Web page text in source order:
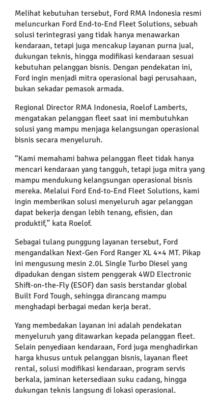
Melihat kebutuhan tersebut, Ford RMA Indonesia resmi
meluncurkan Ford End-to-End Fleet Solutions, sebuah
solusi terintegrasi yang tidak hanya menawarkan
kendaraan, tetapi juga mencakup layanan purna jual,
dukungan teknis, hingga modifikasi kendaraan sesuai
kebutuhan pelanggan bisnis. Dengan pendekatan ini,
Ford ingin menjadi mitra operasional bagi perusahaan,
bukan sekadar pemasok armada.
Regional Director RMA Indonesia, Roelof Lamberts,
mengatakan pelanggan fleet saat ini membutuhkan
solusi yang mampu menjaga kelangsungan operasional
bisnis secara menyeluruh.
“Kami memahami bahwa pelanggan fleet tidak hanya
mencari kendaraan yang tangguh, tetapi juga mitra yang
mampu mendukung kelangsungan operasional bisnis
mereka. Melalui Ford End-to-End Fleet Solutions, kami
ingin memberikan solusi menyeluruh agar pelanggan
dapat bekerja dengan lebih tenang, efisien, dan
produktif,” kata Roelof.
Sebagai tulang punggung layanan tersebut, Ford
mengandalkan Next-Gen Ford Ranger XL 4×4 MT. Pikap
ini mengusung mesin 2.0L Single Turbo Diesel yang
dipadukan dengan sistem penggerak 4WD Electronic
Shift-on-the-Fly (ESOF) dan sasis berstandar global
Built Ford Tough, sehingga dirancang mampu
menghadapi berbagai medan kerja berat.
Yang membedakan layanan ini adalah pendekatan
menyeluruh yang ditawarkan kepada pelanggan fleet.
Selain penyediaan kendaraan, Ford juga menghadirkan
harga khusus untuk pelanggan bisnis, layanan fleet
rental, solusi modifikasi kendaraan, program servis
berkala, jaminan ketersediaan suku cadang, hingga
dukungan teknis langsung di lokasi operasional.